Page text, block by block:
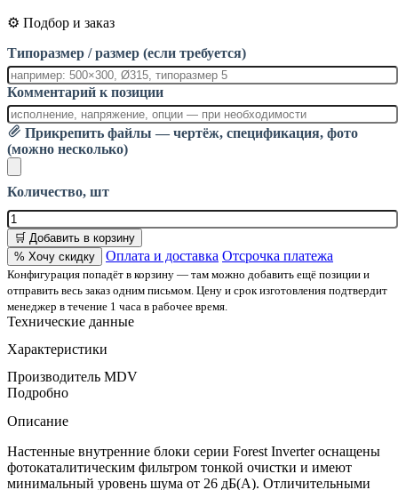
⚙️ Подбор и заказ
Типоразмер / размер (если требуется)
Комментарий к позиции
Прикрепить файлы — чертёж, спецификация, фото
(можно несколько)
Количество, шт
🛒 Добавить в корзину
% Хочу скидку
Оплата и доставка Отсрочка платежа
Конфигурация попадёт в корзину — там можно добавить ещё позиции и
отправить весь заказ одним письмом. Цену и срок изготовления подтвердит
менеджер в течение 1 часа в рабочее время.
Технические данные
Характеристики
Производитель MDV
Подробно
Описание
Настенные внутренние блоки серии Forest Inverter оснащены
фотокаталитическим фильтром тонкой очистки и имеют
минимальный уровень шума от 26 дБ(А). Отличительными